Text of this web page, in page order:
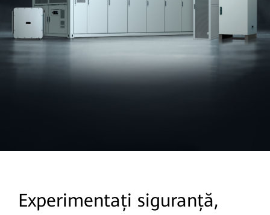
Experimentați siguranță,